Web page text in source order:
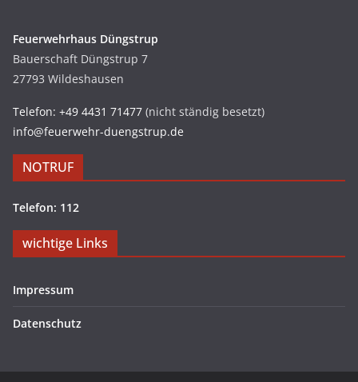
Feuerwehrhaus Düngstrup
Bauerschaft Düngstrup 7
27793 Wildeshausen
Telefon: +49 4431 71477 (nicht ständig besetzt)
info@feuerwehr-duengstrup.de
NOTRUF
Telefon: 112
wichtige Links
Impressum
Datenschutz